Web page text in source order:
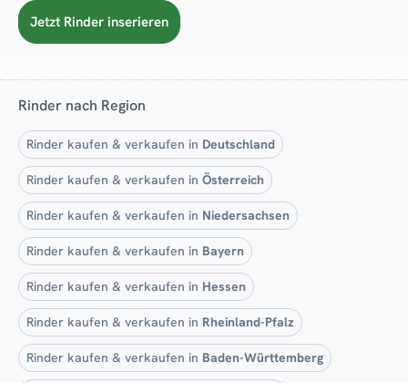
Jetzt Rinder inserieren
Rinder nach Region
Rinder kaufen & verkaufen in Deutschland
Rinder kaufen & verkaufen in Österreich
Rinder kaufen & verkaufen in Niedersachsen
Rinder kaufen & verkaufen in Bayern
Rinder kaufen & verkaufen in Hessen
Rinder kaufen & verkaufen in Rheinland-Pfalz
Rinder kaufen & verkaufen in Baden-Württemberg